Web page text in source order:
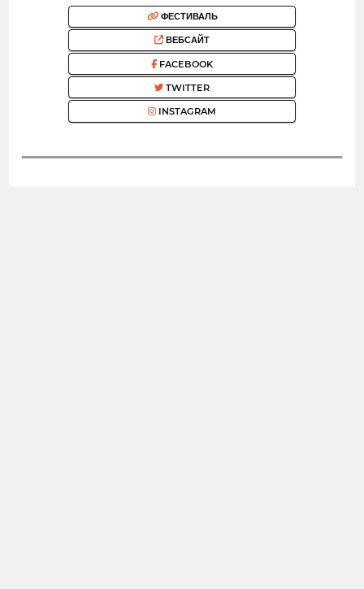
ФЕСТИВАЛЬ
ВЕБСАЙТ
FACEBOOK
TWITTER
INSTAGRAM